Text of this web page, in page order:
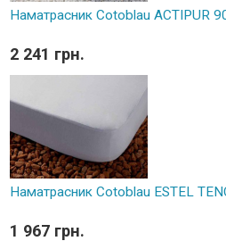
Наматрасник Cotoblau ACTIPUR
2 241 грн.
Наматрасник Cotoblau ESTEL
1 967 грн.